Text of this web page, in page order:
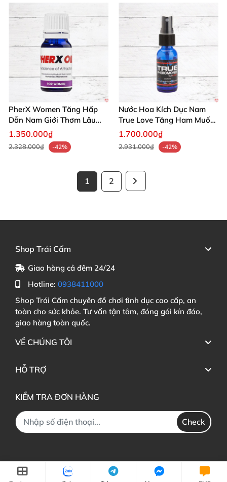
PherX Women Tăng Hấp
Dẫn Nam Giới Thơm Lâu
Quyến Rũ
1.350.000₫
2.328.000₫ -42%
Nước Hoa Kích Dục Nam
True Love Tăng Ham Muốn
Tự Tin Quyến Rũ
1.700.000₫
2.931.000₫ -42%
1 2
Shop Trái Cấm
Giao hàng cả đêm 24/24
Hotline: 0938411000
Shop Trái Cấm chuyên đồ chơi tình dục cao cấp, an
toàn cho sức khỏe. Tư vấn tận tâm, đóng gói kín đáo,
giao hàng toàn quốc.
VỀ CHÚNG TÔI
HỖ TRỢ
KIỂM TRA ĐƠN HÀNG
Check